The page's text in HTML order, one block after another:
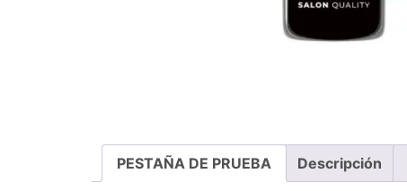
PESTAÑA DE PRUEBA Descripción